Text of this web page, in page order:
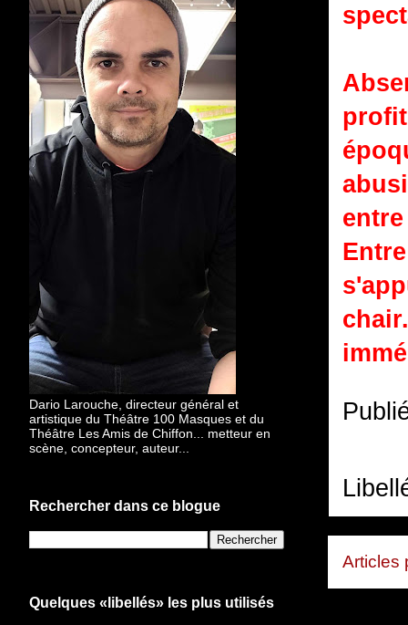
Articles
Dario Larouche, directeur général et
artistique du Théâtre 100 Masques et du
Théâtre Les Amis de Chiffon... metteur en
scène, concepteur, auteur...
Rechercher dans ce blogue
Quelques «libellés» les plus utilisés